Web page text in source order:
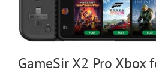
GameSir X2 Pro Xbox